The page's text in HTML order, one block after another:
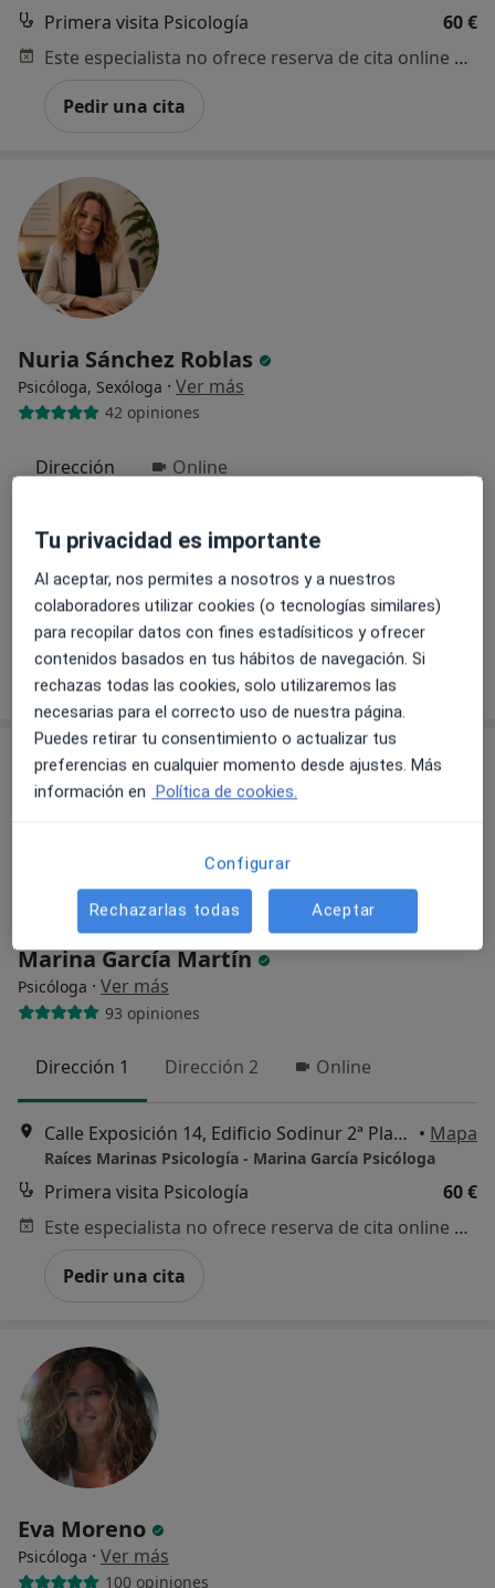
Primera visita Psicología
60 €
Este especialista no ofrece reserva de cita online en esta dirección.
Pedir una cita
Nuria Sánchez Roblas
Psicóloga, Sexóloga · Ver más
42 opiniones
Dirección Online
Nuria Sánchez Roblas Psicología y Sexología
Consulta online
Pedir una cita
Opción de pago online
Marina García Martín
Psicóloga · Ver más
93 opiniones
Dirección 1 Dirección 2 Online
Calle Exposición 14, Edificio Sodinur 2ª Planta modulo 23, Mairena del Aljarafe • Mapa
Raíces Marinas Psicología - Marina García Psicóloga
Primera visita Psicología
60 €
Este especialista no ofrece reserva de cita online en esta dirección.
Pedir una cita
Eva Moreno
Psicóloga · Ver más
100 opiniones
Tu privacidad es importante
Al aceptar, nos permites a nosotros y a nuestros
colaboradores utilizar cookies (o tecnologías similares)
para recopilar datos con fines estadísiticos y ofrecer
contenidos basados en tus hábitos de navegación. Si
rechazas todas las cookies, solo utilizaremos las
necesarias para el correcto uso de nuestra página.
Puedes retirar tu consentimiento o actualizar tus
preferencias en cualquier momento desde ajustes. Más
información en Política de cookies.
Configurar
Rechazarlas todas Aceptar